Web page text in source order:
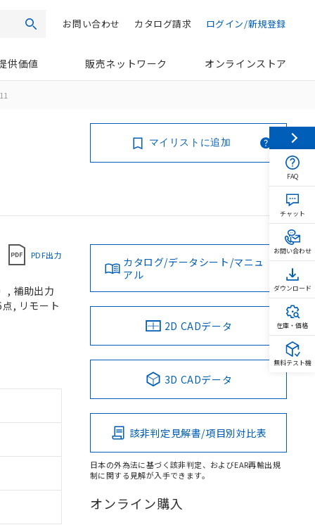
検索 ログイン/新規登録
カタログ請求
お問い合わせ
供価値 販売ネットワーク オンラインストア
マイリストに追加
PDF出力
, 補助出力
, リモート
カタログ/データシート/マニュ
アル
2D CADデータ
3D CADデータ
該非判定見解書/項目別対比表
日本の外為法に基づく該非判定、およびEAR再輸出規
制に関する見解が入手できます。
オンライン購入
FAQ
チャット
お問い合わせ
ダウンロード
在庫・価格
無料テスト機